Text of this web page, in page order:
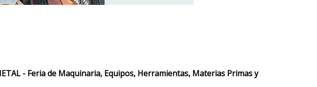
- Feria de Maquinaria, Equipos, Herramientas, Materias Primas y